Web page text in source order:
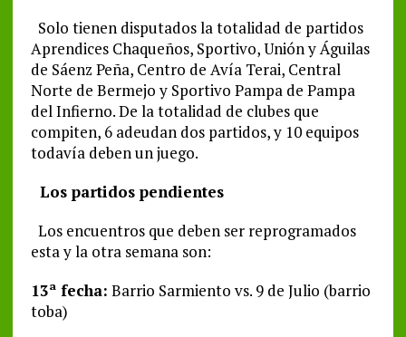
Solo tienen disputados la totalidad de partidos
Aprendices Chaqueños, Sportivo, Unión y Águilas
de Sáenz Peña, Centro de Avía Terai, Central
Norte de Bermejo y Sportivo Pampa de Pampa
del Infierno. De la totalidad de clubes que
compiten, 6 adeudan dos partidos, y 10 equipos
todavía deben un juego.
Los partidos pendientes
Los encuentros que deben ser reprogramados
esta y la otra semana son:
13ª fecha: Barrio Sarmiento vs. 9 de Julio (barrio
toba)